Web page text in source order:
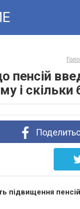
пенсій
і
підвищення